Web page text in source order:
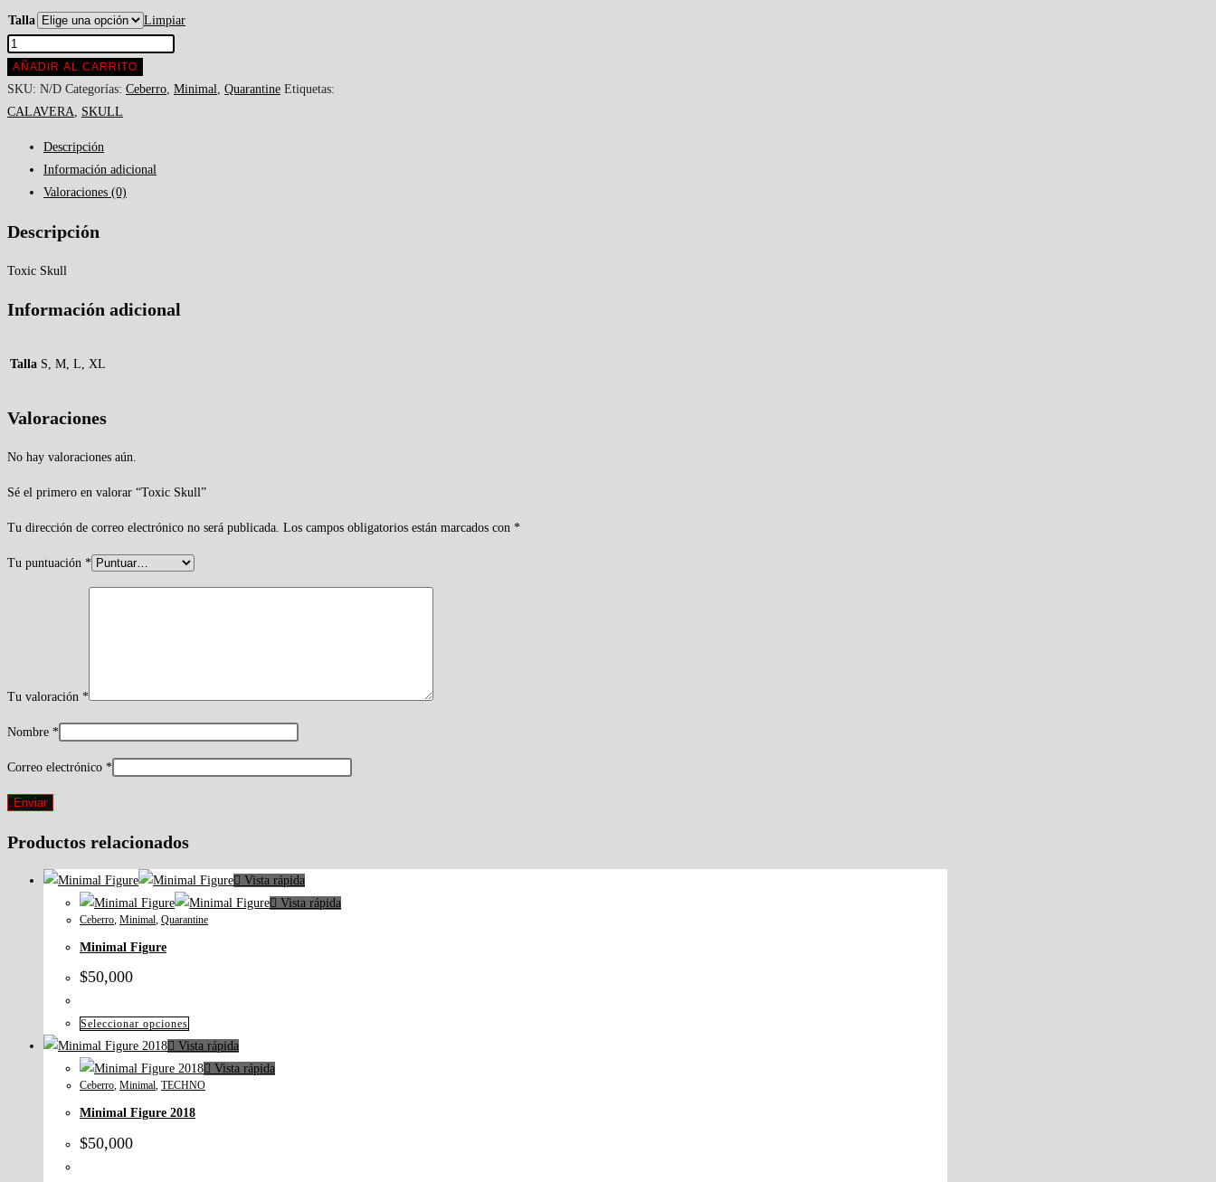
Talla Limpiar
AÑADIR AL CARRITO
SKU: N/D Categorías: Ceberro, Minimal, Quarantine Etiquetas:
CALAVERA, SKULL
Descripción
Información adicional
Valoraciones (0)
Descripción
Toxic Skull
Información adicional
Talla S, M, L, XL
Valoraciones
No hay valoraciones aún.
Sé el primero en valorar “Toxic Skull”
Tu dirección de correo electrónico no será publicada. Los campos obligatorios están marcados con *
Tu puntuación *
Tu valoración *
Nombre *
Correo electrónico *
Productos relacionados
Vista rápida
Vista rápida
Ceberro, Minimal, Quarantine
Minimal Figure
$50,000
Seleccionar opciones
Vista rápida
Vista rápida
Ceberro, Minimal, TECHNO
Minimal Figure 2018
$50,000